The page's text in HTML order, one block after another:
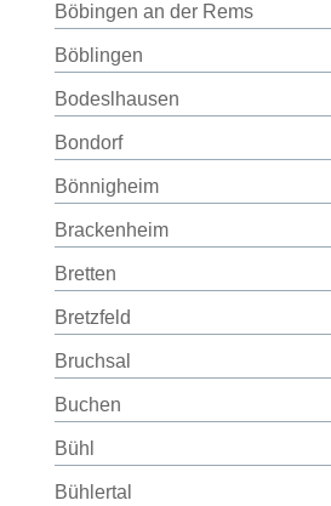
Böbingen an der Rems
Böblingen
Bodeslhausen
Bondorf
Bönnigheim
Brackenheim
Bretten
Bretzfeld
Bruchsal
Buchen
Bühl
Bühlertal